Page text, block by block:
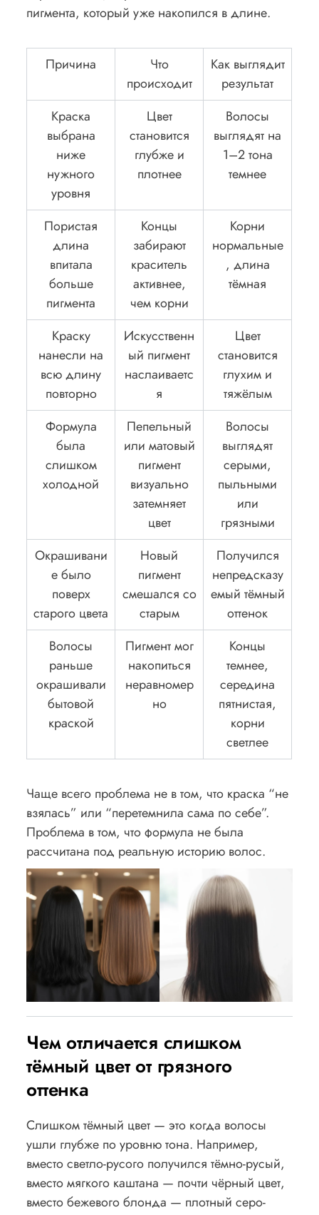
пигмента, который уже накопился в длине.
Причина
Что
происходит
Как выглядит
результат
Краска
выбрана
ниже
нужного
уровня
Цвет
становится
глубже и
плотнее
Волосы
выглядят на
1–2 тона
темнее
Пористая
длина
впитала
больше
пигмента
Концы
забирают
краситель
активнее,
чем корни
Корни
нормальные
, длина
тёмная
Краску
нанесли на
всю длину
повторно
Искусственн
ый пигмент
наслаиваетс
я
Цвет
становится
глухим и
тяжёлым
Формула
была
слишком
холодной
Пепельный
или матовый
пигмент
визуально
затемняет
цвет
Волосы
выглядят
серыми,
пыльными
или
грязными
Окрашивани
е было
поверх
старого цвета
Новый
пигмент
смешался со
старым
Получился
непредсказу
емый тёмный
оттенок
Волосы
раньше
окрашивали
бытовой
краской
Пигмент мог
накопиться
неравномер
но
Концы
темнее,
середина
пятнистая,
корни
светлее
Чаще всего проблема не в том, что краска “не
взялась” или “перетемнила сама по себе”.
Проблема в том, что формула не была
рассчитана под реальную историю волос.
Чем отличается слишком
тёмный цвет от грязного
оттенка
Слишком тёмный цвет — это когда волосы
ушли глубже по уровню тона. Например,
вместо светло-русого получился тёмно-русый,
вместо мягкого каштана — почти чёрный цвет,
вместо бежевого блонда — плотный серо-